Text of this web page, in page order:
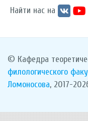
Найти нас на
© Кафедра
филологического
Ломоносова, 2017-